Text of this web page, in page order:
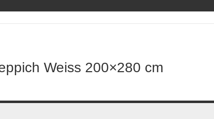
Weiss 200×280 cm